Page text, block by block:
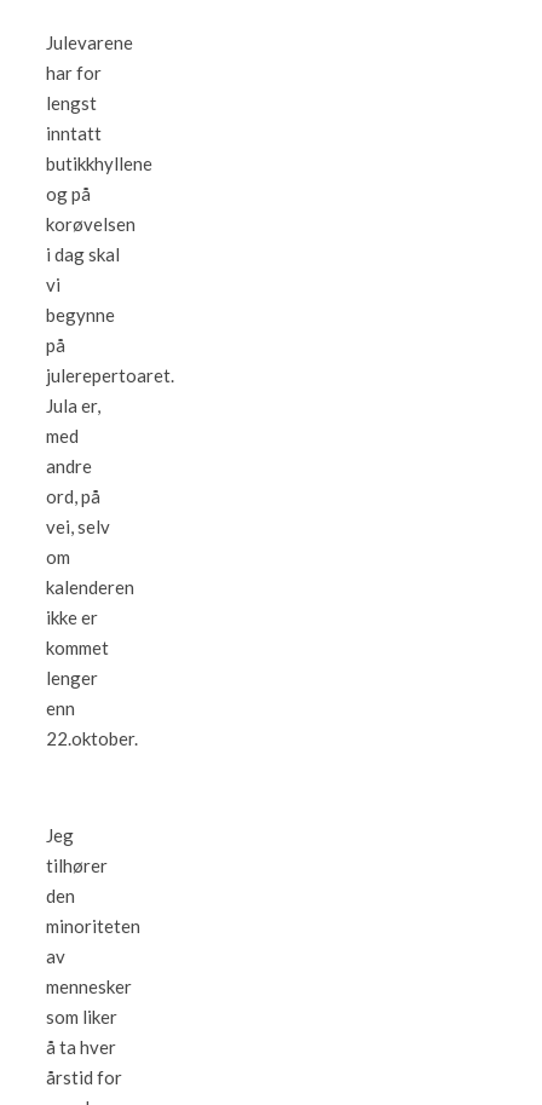
Julevarene
har for
lengst
inntatt
butikkhyllene
og på
korøvelsen
i dag skal
vi
begynne
på
julerepertoaret.
Jula er,
med
andre
ord, på
vei, selv
om
kalenderen
ikke er
kommet
lenger
enn
22.oktober.
Jeg
tilhører
den
minoriteten
av
mennesker
som liker
å ta hver
årstid for